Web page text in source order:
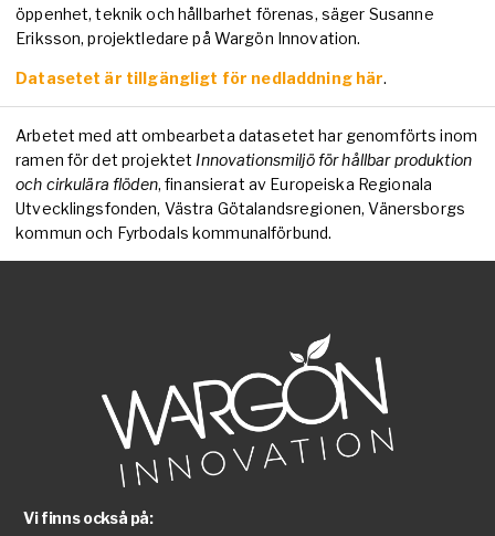
öppenhet, teknik och hållbarhet förenas, säger Susanne
Eriksson, projektledare på Wargön Innovation.
Datasetet är tillgängligt för nedladdning här.
Arbetet med att ombearbeta datasetet har genomförts inom
ramen för det projektet Innovationsmiljö för hållbar produktion
och cirkulära flöden, finansierat av Europeiska Regionala
Utvecklingsfonden, Västra Götalandsregionen, Vänersborgs
kommun och Fyrbodals kommunalförbund.
Vi finns också på: